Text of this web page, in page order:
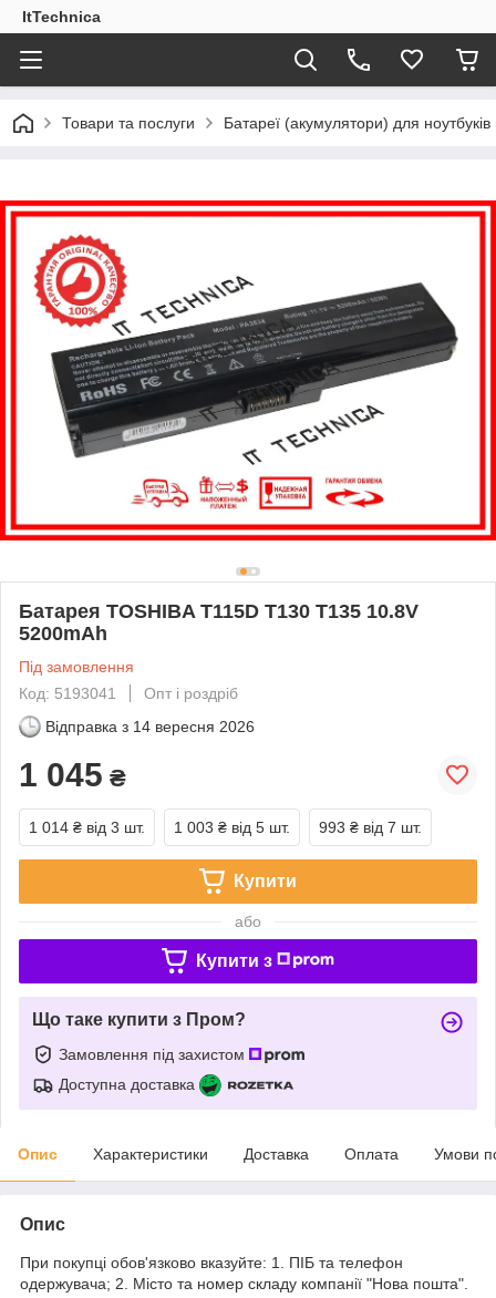
ItTechnica
Товари та послуги Батареї (акумулятори) для
Батарея TOSHIBA T115D T130 T135 10.8V
5200mAh
Під замовлення
Код: 5193041
Опт і роздріб
Відправка з 14 вересня 2026
1 045 ₴
1 014 ₴ від 3 шт. 1 003 ₴ від 5 шт. 993 ₴ від 7 шт.
Купити
або
Купити з
Що таке купити з Пром?
Замовлення під захистом
Доступна доставка
Опис Характеристики Доставка Оплата Умови
Опис
При покупці обов'язково вказуйте: 1. ПІБ та телефон
одержувача; 2. Місто та номер складу компанії "Нова пошта".